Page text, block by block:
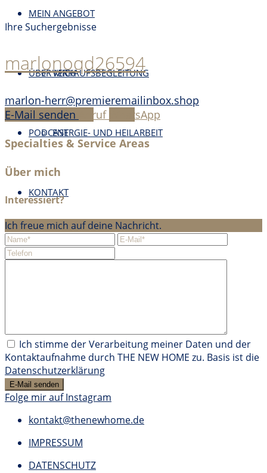
MEIN ANGEBOT
VERKAUFSBEGLEITUNG
ENERGIE- UND HEILARBEIT
ÜBER MICH
PODCAST
KONTAKT
Ihre Suchergebnisse
marlonoqd26594
marlon-herr@premieremailinbox.shop
E-Mail senden
Anruf
WhatsApp
Specialties & Service Areas
Über mich
Interessiert?
Ich freue mich auf deine Nachricht.
Ich stimme der Verarbeitung meiner Daten und der
Kontaktaufnahme durch THE NEW HOME zu. Basis ist die
Datenschutzerklärung
Folge mir auf Instagram
kontakt@thenewhome.de
IMPRESSUM
DATENSCHUTZ